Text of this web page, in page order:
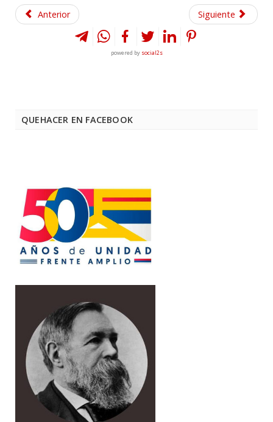
Anterior Siguiente
powered by social2s
QUEHACER EN FACEBOOK